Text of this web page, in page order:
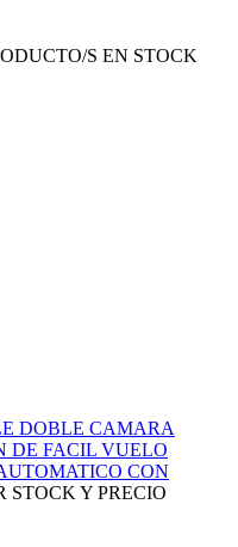
S EN STOCK
DOBLE CAMARA
DE FACIL VUELO
CON
STOCK Y PRECIO